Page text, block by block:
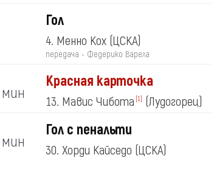
Гол
4. Менно Кох (ЦСКА)
передача - Федерико Варела
мин
Красная карточка
13. Мавис Чибота [1] (Лудогорец)
мин
Гол с пенальти
30. Хорди Кайседо (ЦСКА)